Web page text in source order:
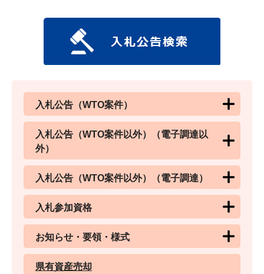
入札公告（WTO案件）
入札公告（WTO案件以外）（電子調達以
外）
入札公告（WTO案件以外）（電子調達）
入札参加資格
お知らせ・要領・様式
県有資産売却